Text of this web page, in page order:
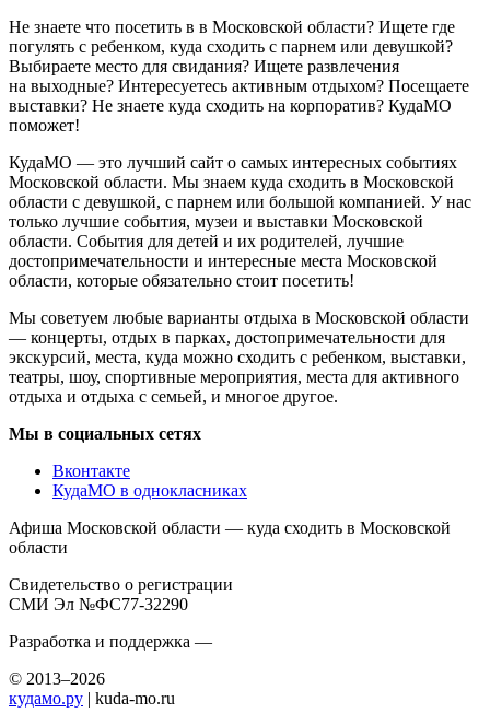
Не знаете что посетить в в Московской области? Ищете где
погулять с ребенком, куда сходить с парнем или девушкой?
Выбираете место для свидания? Ищете развлечения
на выходные? Интересуетесь активным отдыхом? Посещаете
выставки? Не знаете куда сходить на корпоратив? КудаМО
поможет!
КудаМО — это лучший сайт о самых интересных событиях
Московской области. Мы знаем куда сходить в Московской
области с девушкой, с парнем или большой компанией. У нас
только лучшие события, музеи и выставки Московской
области. События для детей и их родителей, лучшие
достопримечательности и интересные места Московской
области, которые обязательно стоит посетить!
Мы советуем любые варианты отдыха в Московской области
— концерты, отдых в парках, достопримечательности для
экскурсий, места, куда можно сходить с ребенком, выставки,
театры, шоу, спортивные мероприятия, места для активного
отдыха и отдыха с семьей, и многое другое.
Мы в социальных сетях
Вконтакте
КудаМО в однокласниках
Афиша Московской области — куда сходить в Московской
области
Свидетельство о регистрации
СМИ Эл №ФС77-32290
Разработка и поддержка —
© 2013–2026
кудамо.ру | kuda-mo.ru